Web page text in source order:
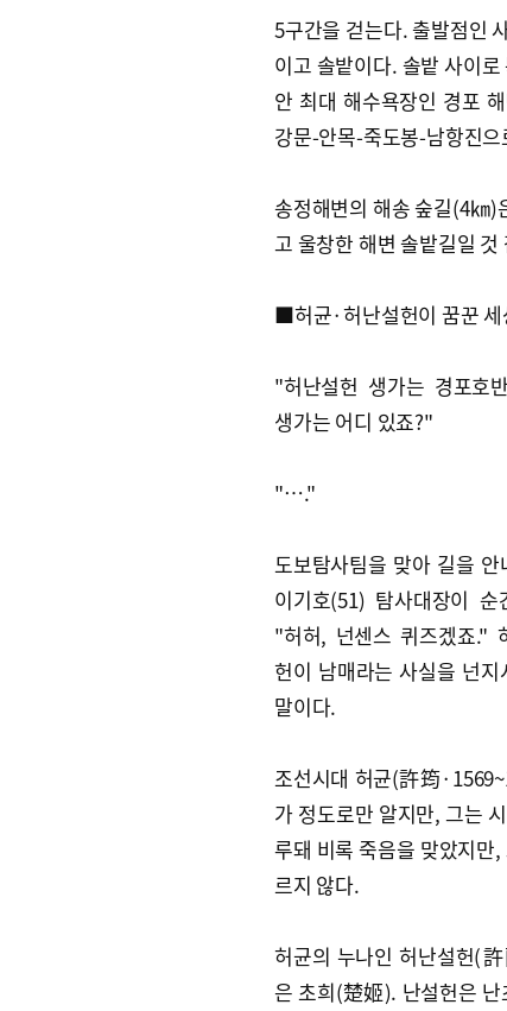
5구간을 걷는다. 출발점인
이고 솔밭이다. 솔밭 사이
안 최대 해수욕장인 경포
강문-안목-죽도봉-남항진
송정해변의 해송 숲길(4㎞)
고 울창한 해변 솔밭길일
■허균·허난설헌이 꿈꾼 세
"허난설헌 생가는 경포호
생가는 어디 있죠?"
"…."
도보탐사팀을 맞아 길을 안
이기호(51) 탐사대장이
"허허, 넌센스 퀴즈겠죠."
헌이 남매라는 사실을 넌지
말이다.
조선시대 허균(許筠
가 정도로만 알지만, 그는
루돼 비록 죽음을 맞았지만
르지 않다.
허균의 누나인 허난설헌(
은 초희(楚姬). 난설헌은 난